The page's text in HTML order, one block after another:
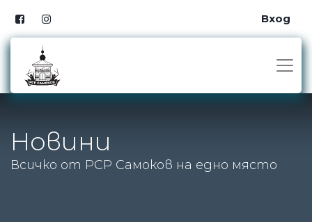
Вход
Новини
Всичко от РСР Самоков на едно място